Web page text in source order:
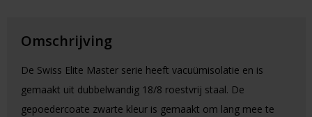
Omschrijving
De Swiss Elite Master serie heeft vacuümisolatie en is
gemaakt uit dubbelwandig 18/8 roestvrij staal. De
gepoedercoate zwarte kleur is gemaakt om lang mee te